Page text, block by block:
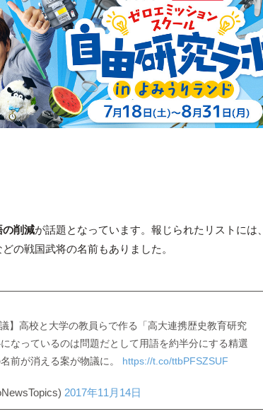
の削減が話題となっています。報じられたリストには、
の戦国武将の名前もありました。
】高校と大学の教員らで作る「高大連携歴史教育研究
なっているのは問題だとして用語を約半分にする精選
前が消える案が物議に。 https://t.co/ttbPFSZSUF
2017年11月14日